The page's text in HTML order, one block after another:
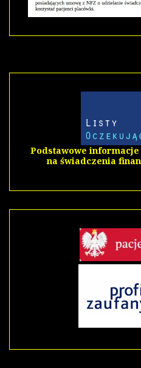
Podstawowe
na świadczenia